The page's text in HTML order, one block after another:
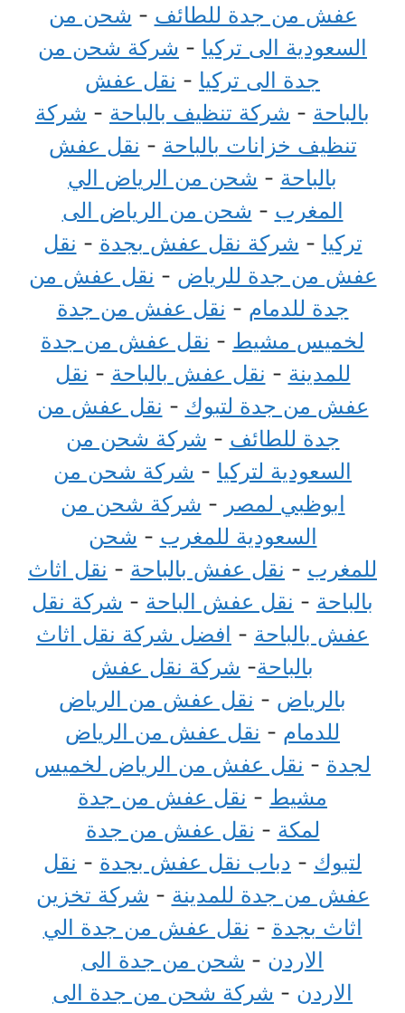
عفش من جدة للطائف - شحن من
السعودية الى تركيا - شركة شحن من
جدة الى تركيا - نقل عفش
بالباحة - شركة تنظيف بالباحة - شركة
تنظيف خزانات بالباحة - نقل عفش
بالباحة - شحن من الرياض الي
المغرب - شحن من الرياض الى
تركيا - شركة نقل عفش بجدة - نقل
عفش من جدة للرياض - نقل عفش من
جدة للدمام - نقل عفش من جدة
لخميس مشيط - نقل عفش من جدة
للمدينة - نقل عفش بالباحة - نقل
عفش من جدة لتبوك - نقل عفش من
جدة للطائف - شركة شحن من
السعودية لتركيا - شركة شحن من
ابوظبي لمصر - شركة شحن من
السعودية للمغرب - شحن
للمغرب - نقل عفش بالباحة - نقل اثاث
بالباحة - نقل عفش الباحة - شركة نقل
عفش بالباحة - افضل شركة نقل اثاث
بالباحة- شركة نقل عفش
بالرياض - نقل عفش من الرياض
للدمام - نقل عفش من الرياض
لجدة - نقل عفش من الرياض لخميس
مشيط - نقل عفش من جدة
لمكة - نقل عفش من جدة
لتبوك - دباب نقل عفش بجدة - نقل
عفش من جدة للمدينة - شركة تخزين
اثاث بجدة - نقل عفش من جدة الي
الاردن - شحن من جدة الى
الاردن - شركة شحن من جدة الى